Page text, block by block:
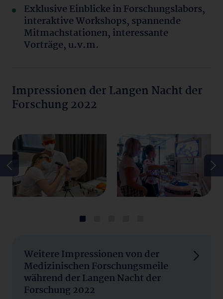
Exklusive Einblicke in Forschungslabors,
interaktive Workshops, spannende
Mitmachstationen, interessante
Vorträge, u.v.m.
Impressionen der Langen Nacht der
Forschung 2022
Weitere Impressionen von der
Medizinischen Forschungsmeile
während der Langen Nacht der
Forschung 2022